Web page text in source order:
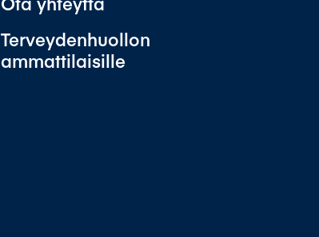
Terveydenhuollon
ammattilaisille